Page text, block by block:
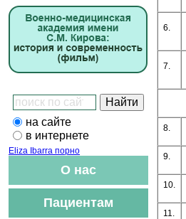
на сайте
в интернете
Eliza Ibarra порно
О нас
Пациентам
6.
7.
8.
9.
10.
11.